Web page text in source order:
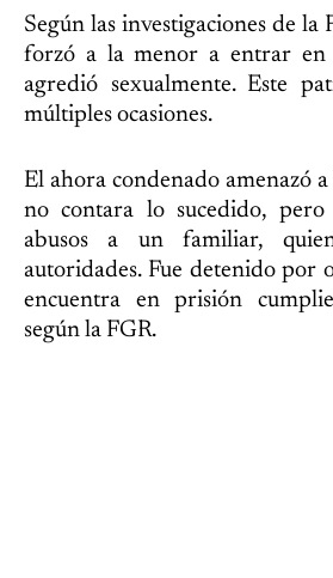
Según las investigaciones de la
forzó a la menor a entrar en
agredió sexualmente. Este
múltiples ocasiones.
El ahora condenado amenazó
no contara lo sucedido,
abusos a un familiar,
autoridades. Fue detenido por
encuentra en prisión
según la FGR.